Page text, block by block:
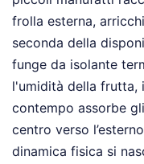
frolla esterna,
seconda della
funge da isolante
l'umidità della frutta,
contempo assorbe
centro verso
dinamica fisica si